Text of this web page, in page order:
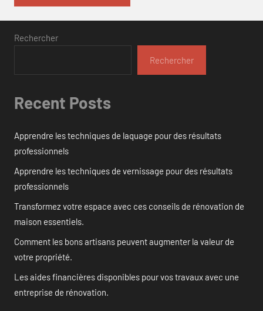
Rechercher
Rechercher
Recent Posts
Apprendre les techniques de laquage pour des résultats
professionnels
Apprendre les techniques de vernissage pour des résultats
professionnels
Transformez votre espace avec ces conseils de rénovation de
maison essentiels.
Comment les bons artisans peuvent augmenter la valeur de
votre propriété.
Les aides financières disponibles pour vos travaux avec une
entreprise de rénovation.